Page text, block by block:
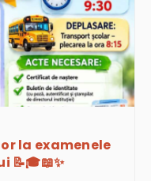
la examenele